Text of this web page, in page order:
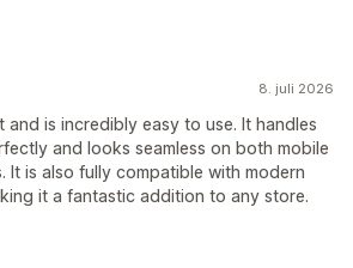
8. juli 2026
is incredibly easy to use. It handles
and looks seamless on both mobile
It is also fully compatible with modern
it a fantastic addition to any store.